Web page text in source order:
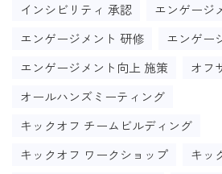
インシビリティ 承認
エンゲージ
エンゲージメント 研修
エンゲー
エンゲージメント向上 施策
オフ
オールハンズミーティング
キックオフ チームビルディング
キックオフ ワークショップ
キッ